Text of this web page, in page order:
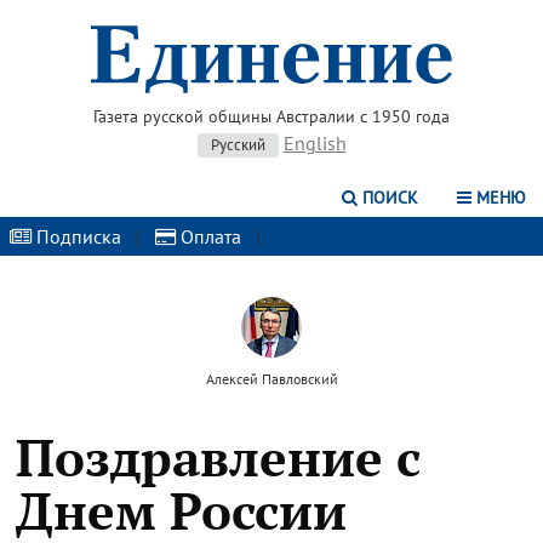
Газета русской общины Австралии с 1950 года
Русский English
ПОИСК МЕНЮ
Подписка | Оплата |
Алексей Павловский
Поздравление с
Днем России